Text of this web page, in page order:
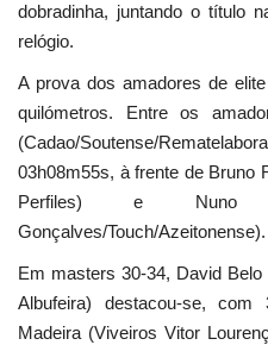
dobradinha, juntando o título
relógio.
A prova dos amadores de
quilómetros. Entre os
(Cadao/Soutense/
03h08m55s, à frente de Bruno
Perfiles) e Nuno
Gonçalves/Touch/Azeitonense).
Em masters 30-34, David
Albufeira) destacou-se,
Madeira (Viveiros Vitor